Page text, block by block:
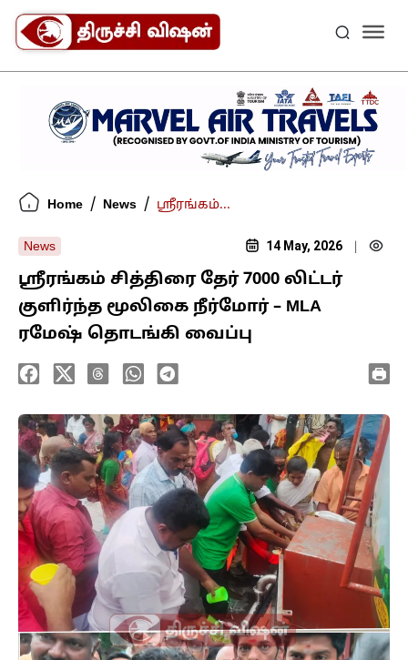
Home / News / ஸ்ரீரங்கம்...
News 14 May, 2026
ஸ்ரீரங்கம் சித்திரை தேர் 7000 லிட்டர்
குளிர்ந்த மூலிகை நீர்மோர் – MLA
ரமேஷ் தொடங்கி வைப்பு